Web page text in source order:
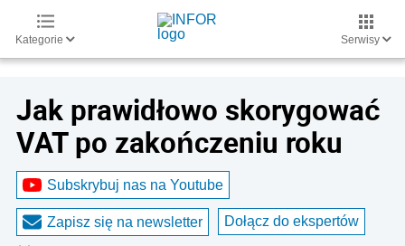
Kategorie Serwisy
Jak prawidłowo skorygować
VAT po zakończeniu roku
Subskrybuj nas na Youtube
Zapisz się na newsletter Dołącz do ekspertów